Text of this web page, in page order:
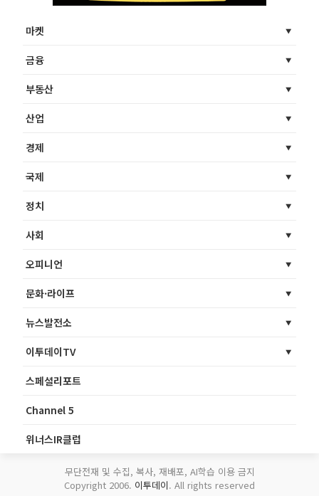
마켓
금융
부동산
산업
경제
국제
정치
사회
오피니언
문화·라이프
뉴스발전소
이투데이TV
스페셜리포트
Channel 5
위너스IR클럽
무단전재 및 수집, 복사, 재배포, AI학습 이용 금지
Copyright 2006. 이투데이. All rights reserved